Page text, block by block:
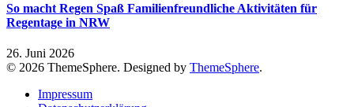
So macht Regen Spaß Familienfreundliche Aktivitäten für
Regentage in NRW
26. Juni 2026
© 2026 ThemeSphere. Designed by ThemeSphere.
Impressum